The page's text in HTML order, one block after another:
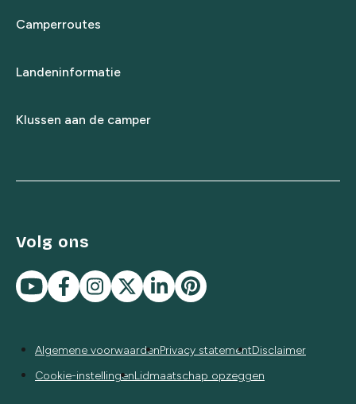
Camperroutes
Landeninformatie
Klussen aan de camper
Volg ons
Algemene voorwaardenPrivacy statementDisclaimer
Cookie-instellingenLidmaatschap opzeggen